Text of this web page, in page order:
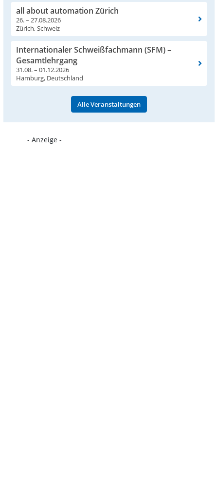
all about automation Zürich
26. – 27.08.2026
Zürich, Schweiz
Internationaler Schweißfachmann (SFM) –
Gesamtlehrgang
31.08. – 01.12.2026
Hamburg, Deutschland
Alle Veranstaltungen
- Anzeige -